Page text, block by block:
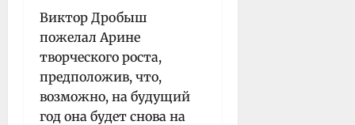
Виктор Дробыш
пожелал Арине
творческого роста,
предположив, что,
возможно, на будущий
год она будет снова на